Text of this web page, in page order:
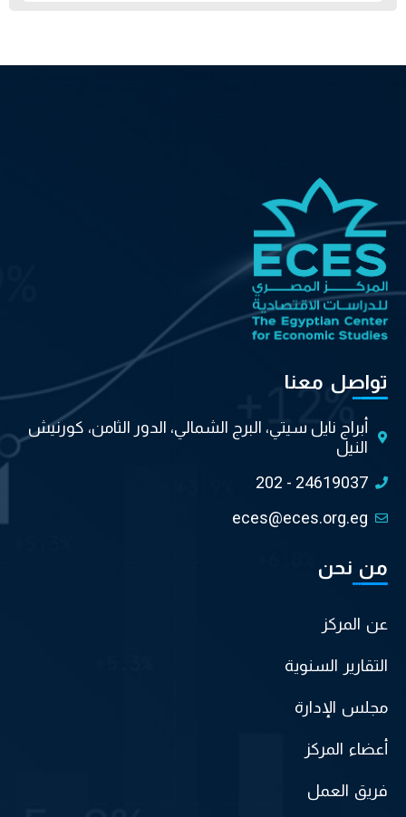
تواصل معنا
أبراج نايل سيتي، البرج الشمالي، الدور الثامن، كورنيش
النيل
202 - 24619037
eces@eces.org.eg
من نحن
عن المركز
التقارير السنوية
مجلس الإدارة
أعضاء المركز
فريق العمل